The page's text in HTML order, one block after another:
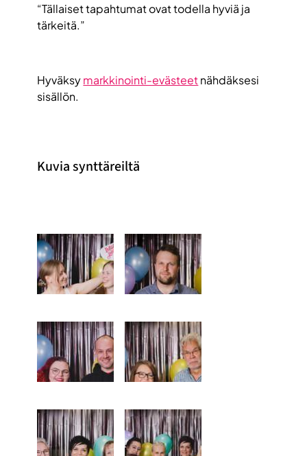
“Tällaiset tapahtumat ovat todella hyviä ja
tärkeitä.”
Hyväksymarkkinointi-evästeetnähdäksesi
sisällön.
Kuvia synttäreiltä